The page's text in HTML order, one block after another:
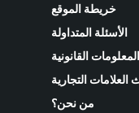
خريطة الموقع
المتداولة
القانونية
التجارية
من نحن؟